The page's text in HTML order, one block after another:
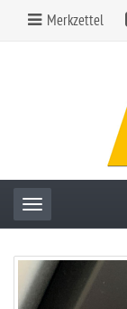
Merkzettel
Toggle navigation